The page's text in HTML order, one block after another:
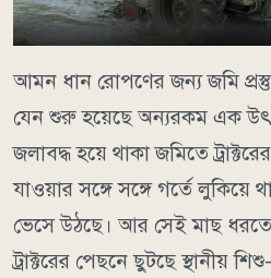
আমন ধান রোপণের জন্য জমি
যেন শুরু হয়েছে অন্যরকম এক
জলাবদ্ধ হয়ে থাকা জমিতে
যাওয়ার সঙ্গে সঙ্গে গর্তে লুকিয়ে
ভেসে উঠছে। আর সেই মাছ
ট্রাক্টরের পেছনে ছুটছে স্থানীয়